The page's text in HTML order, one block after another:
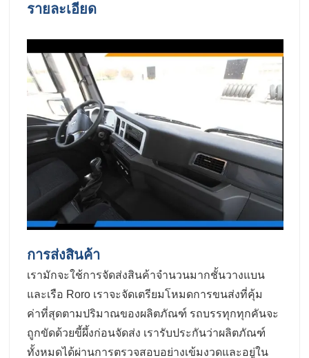
รายละเอียด
การส่งสินค้า
เรามักจะใช้การจัดส่งสินค้าจํานวนมากชั้นวางแบน
และเรือ Roro เราจะจัดเตรียมโหมดการขนส่งที่คุ้ม
ค่าที่สุดตามปริมาณของผลิตภัณฑ์ รถบรรทุกทุกคันจะ
ถูกขัดด้วยขี้ผึ้งก่อนจัดส่ง เรารับประกันว่าผลิตภัณฑ์
ทั้งหมดได้ผ่านการตรวจสอบอย่างเข้มงวดและอยู่ใน